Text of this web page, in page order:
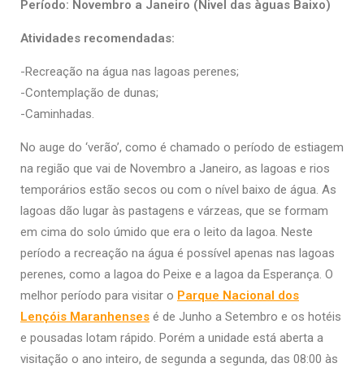
Período: Novembro a Janeiro (Nivel das àguas Baixo)
Atividades recomendadas:
-Recreação na água nas lagoas perenes;
-Contemplação de dunas;
-Caminhadas.
No auge do ‘verão’, como é chamado o período de estiagem
na região que vai de Novembro a Janeiro, as lagoas e rios
temporários estão secos ou com o nível baixo de água. As
lagoas dão lugar às pastagens e várzeas, que se formam
em cima do solo úmido que era o leito da lagoa. Neste
período a recreação na água é possível apenas nas lagoas
perenes, como a lagoa do Peixe e a lagoa da Esperança. O
melhor período para visitar o Parque Nacional dos
Lençóis Maranhenses é de Junho a Setembro e os hotéis
e pousadas lotam rápido. Porém a unidade está aberta a
visitação o ano inteiro, de segunda a segunda, das 08:00 às